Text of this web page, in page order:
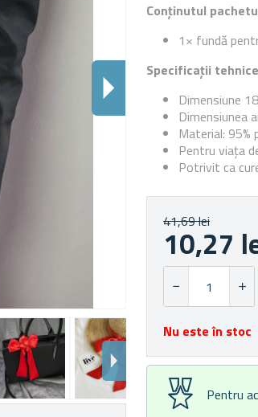
Conținutul
1× fundă
Specificații tehnice
Dimensiune
Dimensiunea
Material: 95%
Pentru viața
Potrivit ca
41,69 lei
10,27
Nu este în stoc
Pentru